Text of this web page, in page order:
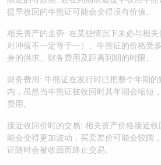
提早收回的牛熊证可能会变得没有价值。
相关资产的走势: 在某些情况下未必与相
对冲值不一定等于一）。牛熊证的价格受
身的供求、财务费用及距离到期的时限。
财务费用: 牛熊证在发行时已把整个年期
内，虽然当牛熊证被收回时其年期会缩短
费用。
接近收回价时的交易: 相关资产价格接近
能会变得更加波动，买卖差价可能会较阔
证随时会被收回而终止交易。
认股证文件及公告 (瑞信)
牛熊证速算机
牛熊证文件及公告
牛熊证文件及公告 (瑞信)
即市板块表现
ADR
收市竞价变化